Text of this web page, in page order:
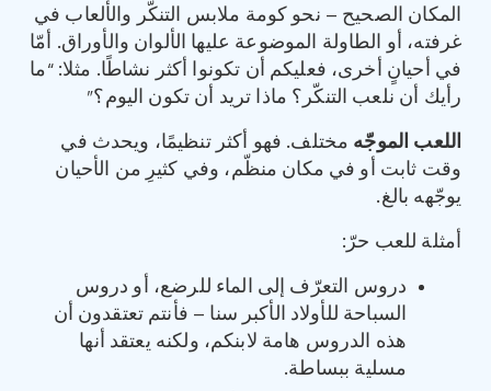
المكان الصحيح – نحو كومة ملابس التنكّر والألعاب في
غرفته، أو الطاولة الموضوعة عليها الألوان والأوراق. أمّا
في أحيانٍ أخرى، فعليكم أن تكونوا أكثر نشاطًا. مثلا: “ما
رأيك أن نلعب التنكّر؟ ماذا تريد أن تكون اليوم؟”
اللعب الموجّه مختلف. فهو أكثر تنظيمًا، ويحدث في
وقت ثابت أو في مكان منظّم، وفي كثيرِ من الأحيان
يوجّهه بالغ.
أمثلة للعب حرّ:
دروس التعرّف إلى الماء للرضع، أو دروس
السباحة للأولاد الأكبر سنا – فأنتم تعتقدون أن
هذه الدروس هامة لابنكم، ولكنه يعتقد أنها
مسلية ببساطة.